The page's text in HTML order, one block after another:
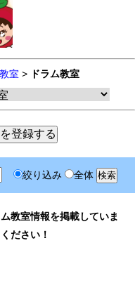
室 > ドラム教室
絞り込み 全体
教室情報を掲載していま
ださい！